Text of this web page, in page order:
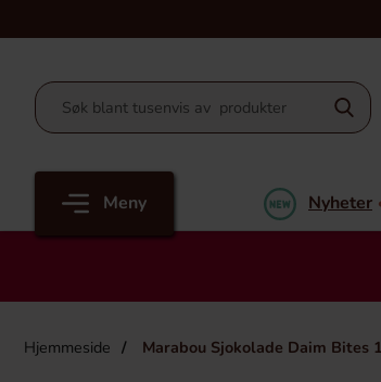
Meny Nyheter
Hjemmeside Marabou Sjokolade Daim Bites